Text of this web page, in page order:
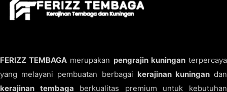
FERIZZ TEMBAGA merupakan pengrajin kuninganterpercaya
yang melayani pembuatan berbagai kerajinan kuningandan
kerajinan tembaga berkualitas premium untuk kebutuhan